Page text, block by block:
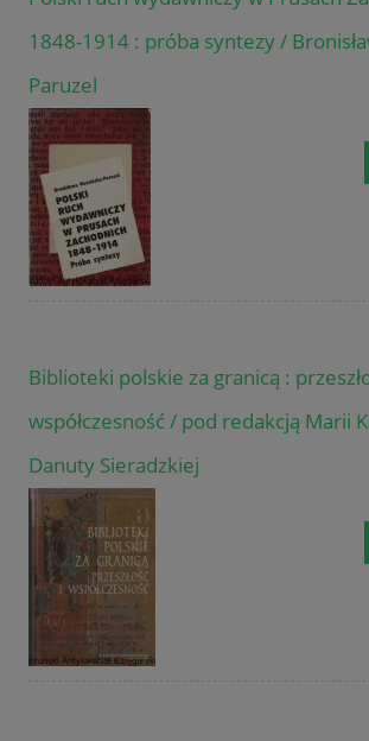
1848-1914 : próba syntezy /
Paruzel
Biblioteki polskie za granicą :
współczesność / pod redakcją Marii
Danuty Sieradzkiej